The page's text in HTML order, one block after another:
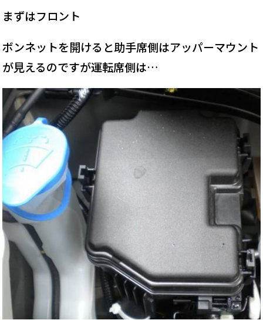
まずはフロント
ボンネットを開けると助手席側はアッパーマウント
が見えるのですが運転席側は…